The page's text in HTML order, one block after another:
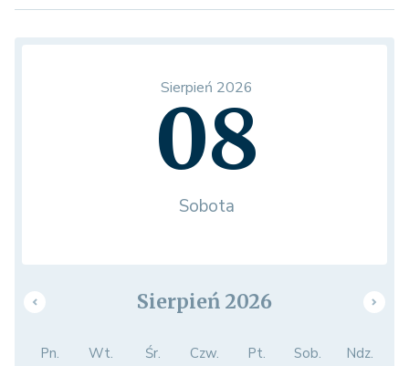
Sierpień 2026
08
Sobota
Sierpień 2026
Pn. Wt. Śr. Czw. Pt. Sob. Ndz.